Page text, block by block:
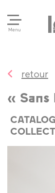
Menu
retour
« Sans